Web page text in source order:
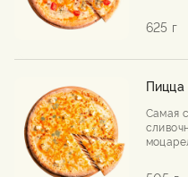
625 г
Самая